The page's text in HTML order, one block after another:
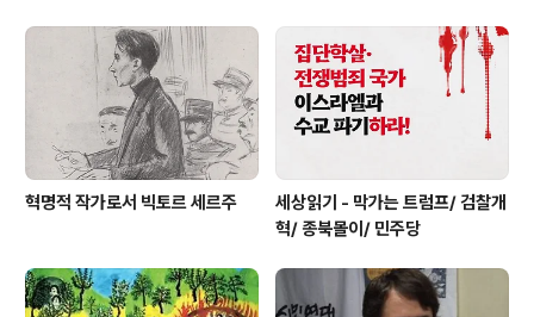
혁명적 작가로서 빅토르 세르주
세상읽기 - 막가는 트럼프/ 검찰개
혁/ 종북몰이/ 민주당